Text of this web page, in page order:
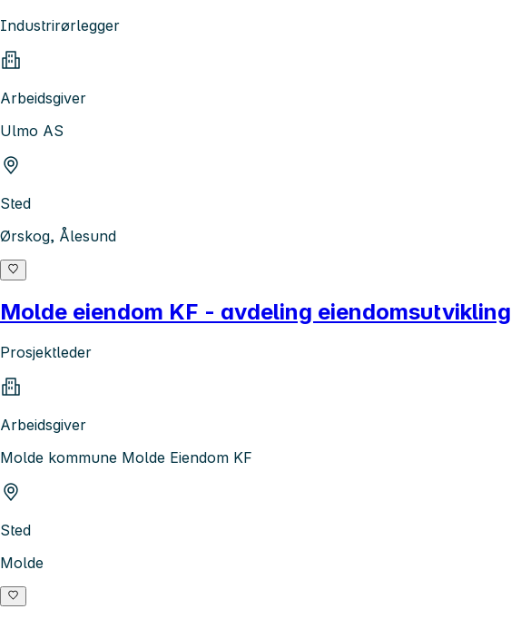
Industrirørlegger
Arbeidsgiver
Ulmo AS
Sted
Ørskog, Ålesund
Molde eiendom KF - avdeling eiendomsutvikling
Prosjektleder
Arbeidsgiver
Molde kommune Molde Eiendom KF
Sted
Molde